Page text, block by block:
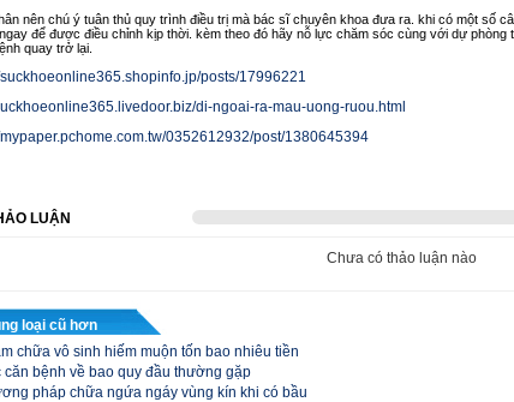
nên chú ý tuân thủ quy trình điều trị mà bác sĩ chuyên khoa đưa ra. khi có một số
để được điều chỉnh kịp thời. kèm theo đó hãy nỗ lực chăm sóc cùng với dự phòng
quay trở lại.
posts/17996221
di-ngoai-ra-mau-uong-ruou.html
0352612932/post/1380645394
LUẬN
Chưa có thảo luận nào
loại cũ hơn
chữa vô sinh hiếm muộn tốn bao nhiêu tiền
căn bệnh về bao quy đầu thường gặp
pháp chữa ngứa ngáy vùng kín khi có bầu